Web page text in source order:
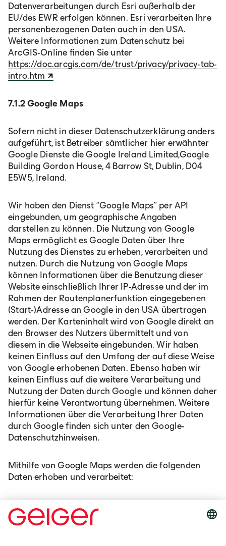
Datenverarbeitungen durch Esri außerhalb der
EU/des EWR erfolgen können. Esri verarbeiten Ihre
personenbezogenen Daten auch in den USA.
Weitere Informationen zum Datenschutz bei
ArcGIS-Online finden Sie unter
https://doc.arcgis.com/de/trust/privacy/privacy-tab-
intro.htm
7.1.2 Google Maps
Sofern nicht in dieser Datenschutzerklärung anders
aufgeführt, ist Betreiber sämtlicher hier erwähnter
Google Dienste die Google Ireland Limited,Google
Building Gordon House, 4 Barrow St, Dublin, D04
E5W5, Ireland.
Wir haben den Dienst “Google Maps” per API
eingebunden, um geographische Angaben
darstellen zu können. Die Nutzung von Google
Maps ermöglicht es Google Daten über Ihre
Nutzung des Dienstes zu erheben, verarbeiten und
nutzen. Durch die Nutzung von Google Maps
können Informationen über die Benutzung dieser
Website einschließlich Ihrer IP-Adresse und der im
Rahmen der Routenplanerfunktion eingegebenen
(Start-)Adresse an Google in den USA übertragen
werden. Der Karteninhalt wird von Google direkt an
den Browser des Nutzers übermittelt und von
diesem in die Webseite eingebunden. Wir haben
keinen Einfluss auf den Umfang der auf diese Weise
von Google erhobenen Daten. Ebenso haben wir
keinen Einfluss auf die weitere Verarbeitung und
Nutzung der Daten durch Google und können daher
hierfür keine Verantwortung übernehmen. Weitere
Informationen über die Verarbeitung Ihrer Daten
durch Google finden sich unter den Google-
Datenschutzhinweisen.
Mithilfe von Google Maps werden die folgenden
Daten erhoben und verarbeitet:
Standort-Informationen
Nutzungsdaten